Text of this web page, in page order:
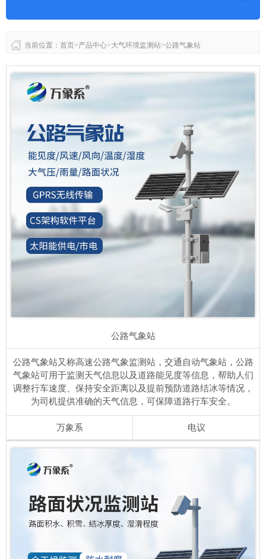
当前位置： 首页>产品中心>大气环境监测站>公路气象站
公路气象站
公路气象站又称高速公路气象监测站，交通自动气象站，公路
气象站可用于监测天气信息以及道路能见度等信息，帮助人们
调整行车速度、保持安全距离以及提前预防道路结冰等情况，
为司机提供准确的天气信息，可保障道路行车安全。
万象系 电议